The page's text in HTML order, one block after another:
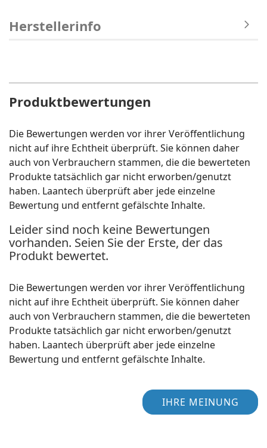
Herstellerinfo
Produktbewertungen
Die Bewertungen werden vor ihrer Veröffentlichung
nicht auf ihre Echtheit überprüft. Sie können daher
auch von Verbrauchern stammen, die die bewerteten
Produkte tatsächlich gar nicht erworben/genutzt
haben. Laantech überprüft aber jede einzelne
Bewertung und entfernt gefälschte Inhalte.
Leider sind noch keine Bewertungen
vorhanden. Seien Sie der Erste, der das
Produkt bewertet.
Die Bewertungen werden vor ihrer Veröffentlichung
nicht auf ihre Echtheit überprüft. Sie können daher
auch von Verbrauchern stammen, die die bewerteten
Produkte tatsächlich gar nicht erworben/genutzt
haben. Laantech überprüft aber jede einzelne
Bewertung und entfernt gefälschte Inhalte.
IHRE MEINUNG